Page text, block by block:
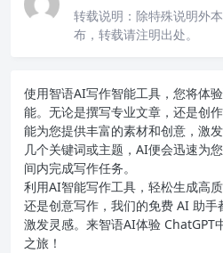
转载说明： 除特殊说明外
布，转载请注明出处。
使用智语AI写作智能工具，您将体
能。无论是撰写专业文章，还是创
能为您提供丰富的素材和创意，激
几个关键词或主题，AI便会迅速为
间内完成写作任务。
利用AI智能写作工具，轻松生成高
还是创意写作，我们的免费 AI 助手
激发灵感。来智语AI体验 ChatGPT
之旅！